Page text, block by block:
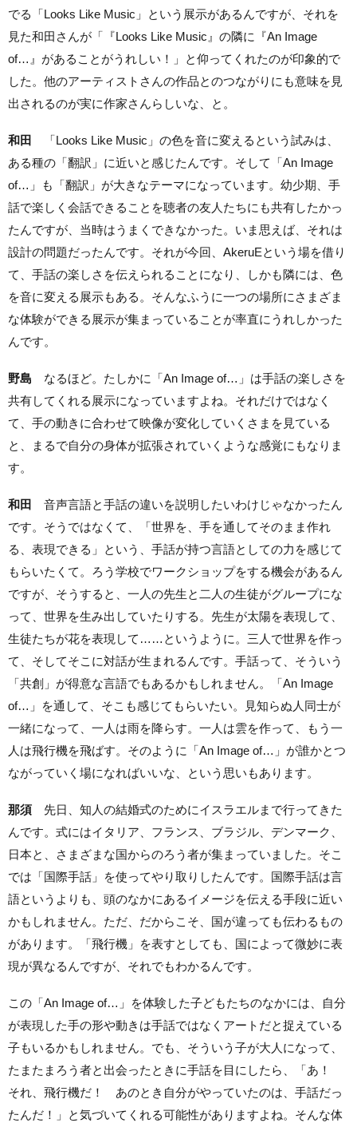
でる「Looks Like Music」という展示があるんですが、それを
見た和田さんが「『Looks Like Music』の隣に『An Image
of…』があることがうれしい！」と仰ってくれたのが印象的で
した。他のアーティストさんの作品とのつながりにも意味を見
出されるのが実に作家さんらしいな、と。
和田
「Looks Like Music」の色を音に変えるという試みは、
ある種の「翻訳」に近いと感じたんです。そして「An Image
of…」も「翻訳」が大きなテーマになっています。幼少期、手
話で楽しく会話できることを聴者の友人たちにも共有したかっ
たんですが、当時はうまくできなかった。いま思えば、それは
設計の問題だったんです。それが今回、AkeruEという場を借り
て、手話の楽しさを伝えられることになり、しかも隣には、色
を音に変える展示もある。そんなふうに一つの場所にさまざま
な体験ができる展示が集まっていることが率直にうれしかった
んです。
野島 なるほど。たしかに「An Image of…」は手話の楽しさを
共有してくれる展示になっていますよね。それだけではなく
て、手の動きに合わせて映像が変化していくさまを見ている
と、まるで自分の身体が拡張されていくような感覚にもなりま
す。
和田
音声言語と手話の違いを説明したいわけじゃなかったん
です。そうではなくて、「世界を、手を通してそのまま作れ
る、表現できる」という、手話が持つ言語としての力を感じて
もらいたくて。ろう学校でワークショップをする機会があるん
ですが、そうすると、一人の先生と二人の生徒がグループにな
って、世界を生み出していたりする。先生が太陽を表現して、
生徒たちが花を表現して……というように。三人で世界を作っ
て、そしてそこに対話が生まれるんです。手話って、そういう
「共創」が得意な言語でもあるかもしれません。「An Image
of…」を通して、そこも感じてもらいたい。見知らぬ人同士が
一緒になって、一人は雨を降らす。一人は雲を作って、もう一
人は飛行機を飛ばす。そのように「An Image of…」が誰かとつ
ながっていく場になればいいな、という思いもあります。
那須 先日、知人の結婚式のためにイスラエルまで行ってきた
んです。式にはイタリア、フランス、ブラジル、デンマーク、
日本と、さまざまな国からのろう者が集まっていました。そこ
では「国際手話」を使ってやり取りしたんです。国際手話は言
語というよりも、頭のなかにあるイメージを伝える手段に近い
かもしれません。ただ、だからこそ、国が違っても伝わるもの
があります。「飛行機」を表すとしても、国によって微妙に表
現が異なるんですが、それでもわかるんです。
この「An Image of…」を体験した子どもたちのなかには、自分
が表現した手の形や動きは手話ではなくアートだと捉えている
子もいるかもしれません。でも、そういう子が大人になって、
たまたまろう者と出会ったときに手話を目にしたら、「あ！
それ、飛行機だ！ あのとき自分がやっていたのは、手話だっ
たんだ！」と気づいてくれる可能性がありますよね。そんな体